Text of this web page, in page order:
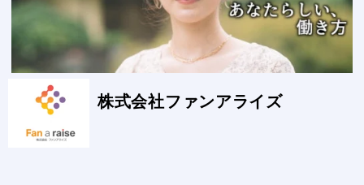
株式会社ファンアライズ